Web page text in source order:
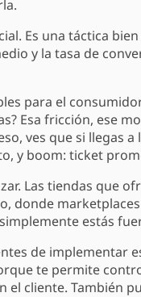
Es una táctica
y la tasa de
para el
Esa fricción, ese
ves que si llegas a
y boom: ticket
Las tiendas que
donde
estás
de implementar
te permite
el cliente. También